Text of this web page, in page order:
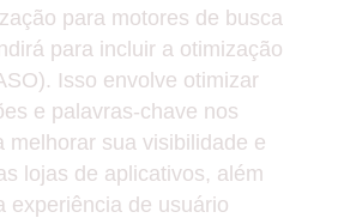
para motores de busca
para incluir a otimização
Isso envolve otimizar
e palavras-chave nos
melhorar sua visibilidade e
lojas de aplicativos, além
experiência de usuário